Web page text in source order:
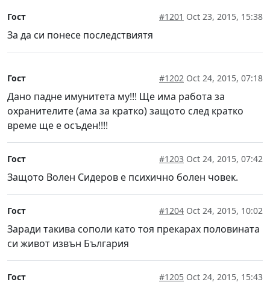
Гост #1201 Oct 23, 2015, 15:38
За да си понесе последствиятя
Гост #1202 Oct 24, 2015, 07:18
Дано падне имунитета му!!! Ще има работа за
охранителите (ама за кратко) защото след кратко
време ще е осъден!!!!
Гост #1203 Oct 24, 2015, 07:42
Защото Волен Сидеров е психично болен човек.
Гост #1204 Oct 24, 2015, 10:02
Заради такива сополи като тоя прекарах половината
си живот извън България
Гост #1205 Oct 24, 2015, 15:43